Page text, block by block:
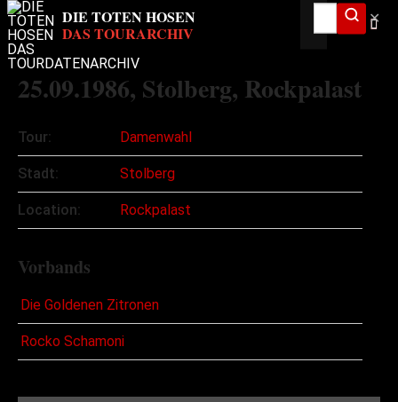
✕
25.09.1986, Stolberg, Rockpalast
Tour: Damenwahl
Stadt: Stolberg
Location: Rockpalast
Vorbands
Die Goldenen Zitronen
Rocko Schamoni